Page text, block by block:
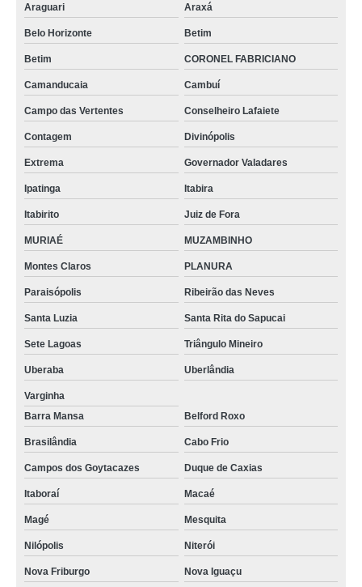
distribuidora de detector de monóxido de carbono Uberlândia
compra de detector de gás de cozinha Osasco
distribuidora de detector de gás de cozinhas Itapevi
detector multigás 4 gases venda Cidade Ocidental
detector multigás 4 gases valores Itabira
distribuidora de detector de gás de cozinha Planaltina de Goiás
detector de gás glp venda Varjão do Torto
distribuidora de detector multigás 4 gases Araxá
detector de gás glp valores Varjão do Torto
detector de gás valores Cajamar
detector de vazamento de gás refrigerante valores Magé
detector de vazamento de gás refrigerante venda Itaperuçu
distribuidora de detector de gás Quitandinha
distribuidora de detector de gás Taboão da Serra
detector de vazamento venda Metropolitana de Curitiba
compra de detector de gases espaço confinado Mairiporã
detector de gás glp venda Agudos do Sul
compra de detector gás Almirante Tamandaré
compra de detector de gases para espaço confinado Vitória da Conquista
Araguari
Araxá
Belo Horizonte Betim
Betim CORONEL FABRICIANO
Camanducaia Cambuí
Campo das Vertentes Conselheiro Lafaiete
Contagem Divinópolis
Extrema Governador Valadares
Ipatinga Itabira
Itabirito Juiz de Fora
MURIAÉ MUZAMBINHO
Montes Claros PLANURA
Paraisópolis Ribeirão das Neves
Santa Luzia Santa Rita do Sapucai
Sete Lagoas Triângulo Mineiro
Uberaba Uberlândia
Varginha
Barra Mansa
Belford Roxo
Brasilândia Cabo Frio
Campos dos Goytacazes Duque de Caxias
Itaboraí Macaé
Magé Mesquita
Nilópolis Niterói
Nova Friburgo Nova Iguaçu